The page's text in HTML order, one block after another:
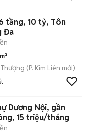
tầng, 10 tỷ, Tôn
Đa
(P. Kim Liên mới)
Dương Nội, gần
15 triệu/tháng